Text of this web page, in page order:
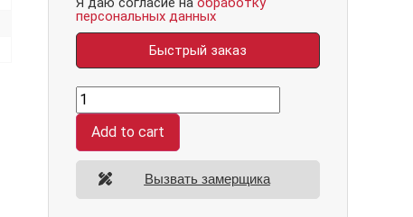
персональных данных
Быстрый заказ
Гранит
П1
Серая,
панель
044
Бетон
светлый
мм
Add to cart
Вызвать замерщика